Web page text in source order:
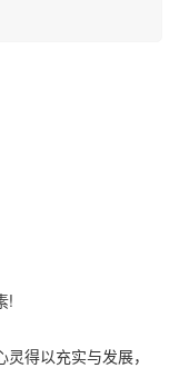
!
得以充实与发展，